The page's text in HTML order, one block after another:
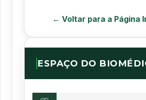
← Voltar para a Página
ESPAÇO DO